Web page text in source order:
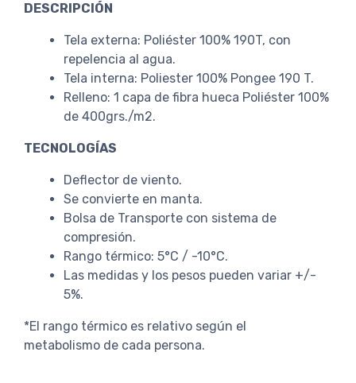
DESCRIPCIÓN
Tela externa: Poliéster 100% 190T, con
repelencia al agua.
Tela interna: Poliester 100% Pongee 190 T.
Relleno: 1 capa de fibra hueca Poliéster 100%
de 400grs./m2.
TECNOLOGÍAS
Deflector de viento.
Se convierte en manta.
Bolsa de Transporte con sistema de
compresión.
Rango térmico: 5°C / -10°C.
Las medidas y los pesos pueden variar +/-
5%.
*El rango térmico es relativo según el
metabolismo de cada persona.